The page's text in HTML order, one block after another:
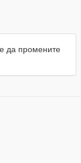
да промените